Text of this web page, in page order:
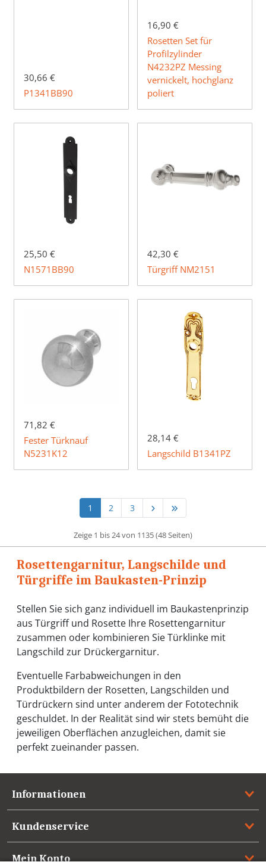
30,66 €
P1341BB90
16,90 €
Rosetten Set für
Profilzylinder
N4232PZ Messing
vernickelt, hochglanz
poliert
25,50 €
N1571BB90
42,30 €
Türgriff NM2151
71,82 €
Fester Türknauf
N5231K12
28,14 €
Langschild B1341PZ
1 2 3
Zeige 1 bis 24 von 1135 (48 Seiten)
Rosettengarnitur, Langschilde und
Türgriffe im Baukasten-Prinzip
Stellen Sie sich ganz individuell im Baukastenprinzip
aus Türgriff und Rosette Ihre Rosettengarnitur
zusammen oder kombinieren Sie Türklinke mit
Langschild zur Drückergarnitur.
Eventuelle Farbabweichungen in den
Produktbildern der Rosetten, Langschilden und
Türdrückern sind unter anderem der Fototechnik
geschuldet. In der Realität sind wir stets bemüht die
jeweiligen Oberflächen anzugleichen, damit sie
perfekt zueinander passen.
Informationen
Kundenservice
Mein Konto